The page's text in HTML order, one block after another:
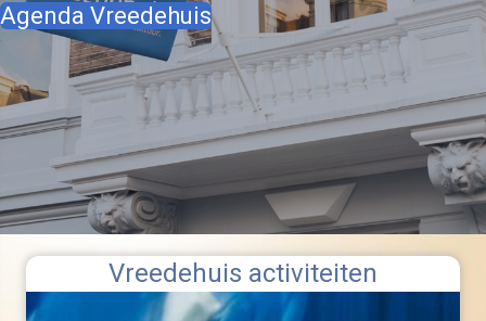
Agenda Vreedehuis
Vreedehuis activiteiten